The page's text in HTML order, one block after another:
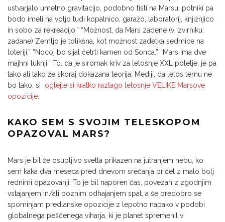
ustvarjalo umetno gravi­tacijo, podobno tisti na Marsu, potniki pa
bodo imeli na voljo tudi kopalnico, garažo, laboratorij, knjižnjico
in sobo za rekreacijo.” “Možnost, da Mars zadene (v izvirniku:
zada­ne) Zemljo je tolikšna, kot možnost zadetka sedmice na
loteriji.” “Nocoj bo sijal četrti ka­men od Sonca.” “Mars ima dve
majhni luk­nji.” To, da je siromak kriv za letošnje XXL poletje, je pa
tako ali tako že skoraj dokaza­na teorija. Mediji, da letos temu ne
bo tako, si oglejte si kratko razlago letošnje VELIKE Marsove
opozicije.
KAKO SEM S SVOJIM TELESKOPOM
OPAZOVAL MARS?
Mars je bil že osupljivo svetla prikazen na ju­tranjem nebu, ko
sem kaka dva meseca pred dnevom srečanja pričel z malo bolj
rednimi opazovanji. To je bil naporen čas, povezan z zgodnjim
vstajanjem in/ali poznim odha­janjem spat, a še predobro se
spominjam predlanske opozicije z lepotno napako v po­dobi
globalnega peščenega viharja, ki je pla­net spremenil v